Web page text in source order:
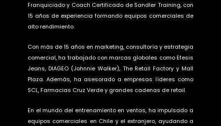
Franquiciado y Coach Certificado de Sandler Training, con
15 años de experiencia formando equipos comerciales de
alto rendimiento.
Con más de 15 años en marketing, consultoría y estrategia
comercial, ha trabajado con marcas globales como Efesis
Jeans, DIAGEO (Johnnie Walker), The Retail Factory y Mall
Plaza. Además, ha asesorado a empresas líderes como
SCL, Farmacias Cruz Verde y grandes cadenas de retail.
En el mundo del entrenamiento en ventas, ha impulsado a
equipos comerciales en Chile y el extranjero, ayudando a